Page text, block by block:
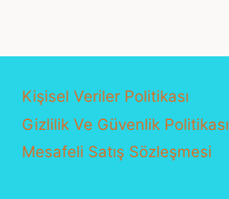
Kişisel Veriler Politikası
Gizlilik Ve Güvenlik Politikası
Mesafeli Satış Sözleşmesi